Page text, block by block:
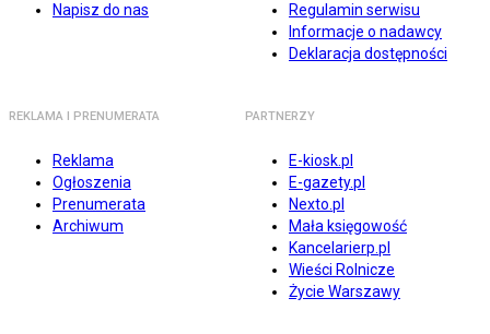
Napisz do nas
Regulamin serwisu
Informacje o nadawcy
Deklaracja dostępności
REKLAMA I PRENUMERATA
Reklama
Ogłoszenia
Prenumerata
Archiwum
PARTNERZY
E-kiosk.pl
E-gazety.pl
Nexto.pl
Mała księgowość
Kancelarierp.pl
Wieści Rolnicze
Życie Warszawy